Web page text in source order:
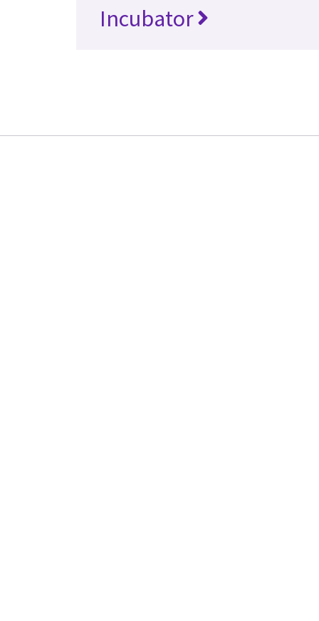
Incubator